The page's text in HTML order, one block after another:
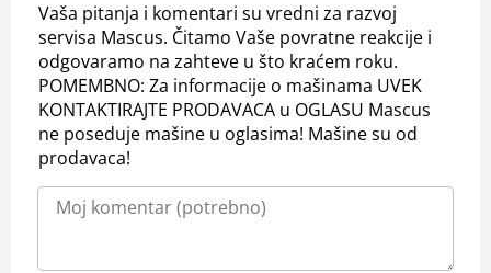
Vaša pitanja i komentari su vredni za razvoj
servisa Mascus. Čitamo Vaše povratne reakcije i
odgovaramo na zahteve u što kraćem roku.
POMEMBNO: Za informacije o mašinama UVEK
KONTAKTIRAJTE PRODAVACA u OGLASU Mascus
ne poseduje mašine u oglasima! Mašine su od
prodavaca!